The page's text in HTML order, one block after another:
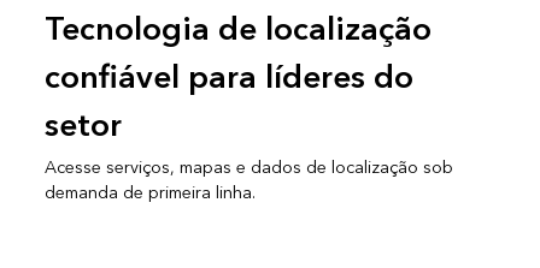
Tecnologia de localização
confiável para líderes do
setor
Acesse serviços, mapas e dados de localização sob
demanda de primeira linha.